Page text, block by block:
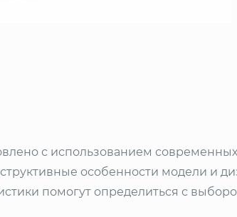
с использованием
особенности модели и
помогут определиться с